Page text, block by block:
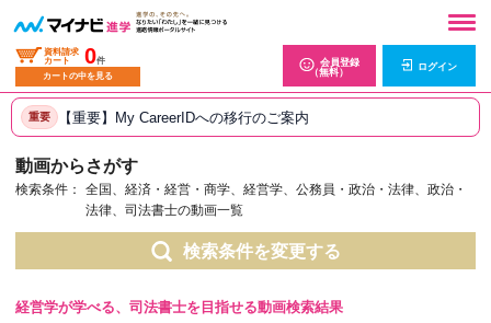
資料請求
カート
0件
カートの中を見る
会員登録
（無料）
ログイン
重要 【重要】My CareerIDへの移行のご案内
動画からさがす
検索条件：
全国、経済・経営・商学、経営学、公務員・政治・法律、政治・
法律、司法書士の動画一覧
検索条件を変更する
経営学が学べる、司法書士を目指せる動画検索結果